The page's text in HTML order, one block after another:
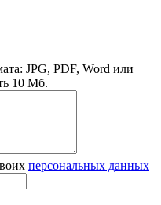
JPG, PDF, Word или
10 Мб.
персональных данных